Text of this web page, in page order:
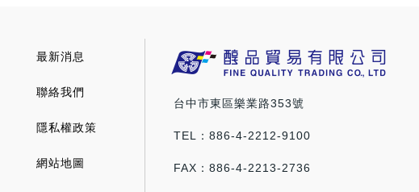
台中市東區樂業路353號
TEL：886-4-2212-9100
FAX：886-4-2213-2736
最新消息
聯絡我們
隱私權政策
網站地圖